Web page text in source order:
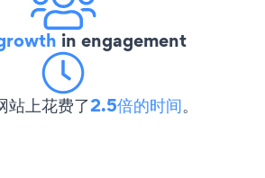
in engagement
站上花费了2.5倍的时间。